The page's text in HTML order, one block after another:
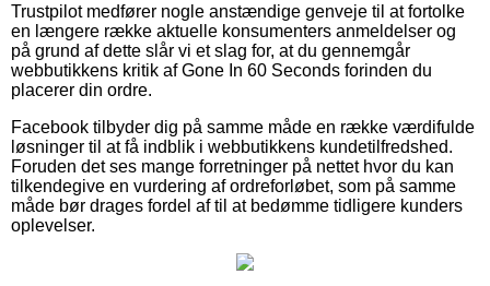
Trustpilot medfører nogle anstændige genveje til at fortolke
en længere række aktuelle konsumenters anmeldelser og
på grund af dette slår vi et slag for, at du gennemgår
webbutikkens kritik af Gone In 60 Seconds forinden du
placerer din ordre.
Facebook tilbyder dig på samme måde en række værdifulde
løsninger til at få indblik i webbutikkens kundetilfredshed.
Foruden det ses mange forretninger på nettet hvor du kan
tilkendegive en vurdering af ordreforløbet, som på samme
måde bør drages fordel af til at bedømme tidligere kunders
oplevelser.